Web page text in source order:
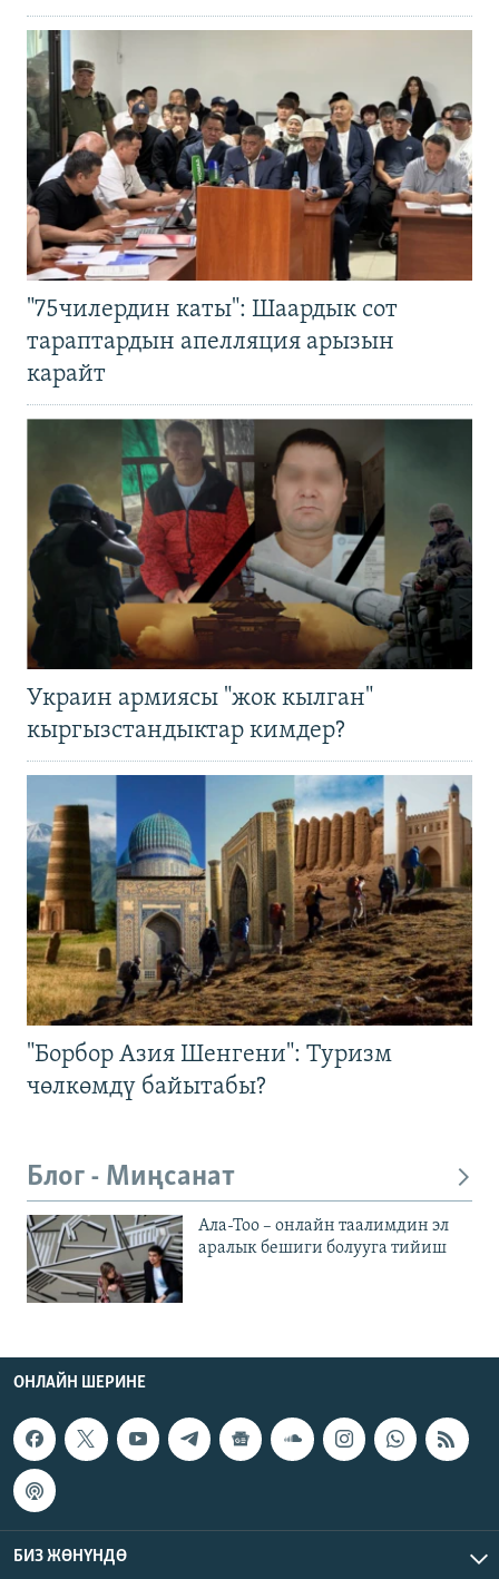
"75чилердин каты": Шаардык сот
тараптардын апелляция арызын
карайт
Украин армиясы "жок кылган"
кыргызстандыктар кимдер?
"Борбор Азия Шенгени": Туризм
чөлкөмдү байытабы?
Блог - Миңсанат
Ала-Тоо – онлайн таалимдин эл
аралык бешиги болууга тийиш
ОНЛАЙН ШЕРИНЕ
БИЗ ЖӨНҮНДӨ